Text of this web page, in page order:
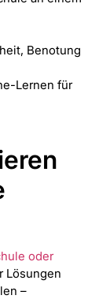
Benotung
Lernen für
oder
Lösungen
–